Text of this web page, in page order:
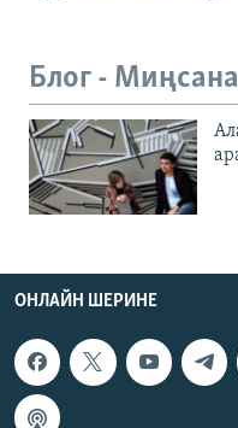
Блог -
ОНЛАЙН ШЕРИНЕ